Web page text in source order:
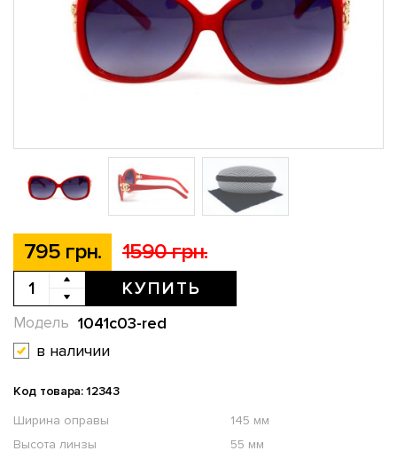
795 грн. 1590 грн.
КУПИТЬ
1041c03-red
Модель
в наличии
Код товара: 12343
Ширина оправы
145 мм
Высота линзы
55 мм